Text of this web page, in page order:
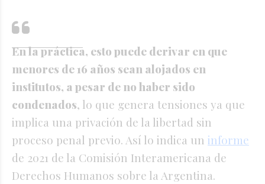
En la práctica, esto puede derivar en que
menores de 16 años sean alojados en
institutos, a pesar de no haber sido
condenados, lo que genera tensiones ya que
implica una privación de la libertad sin
proceso penal previo. Así lo indica un informe
de 2021 de la Comisión Interamericana de
Derechos Humanos sobre la Argentina.